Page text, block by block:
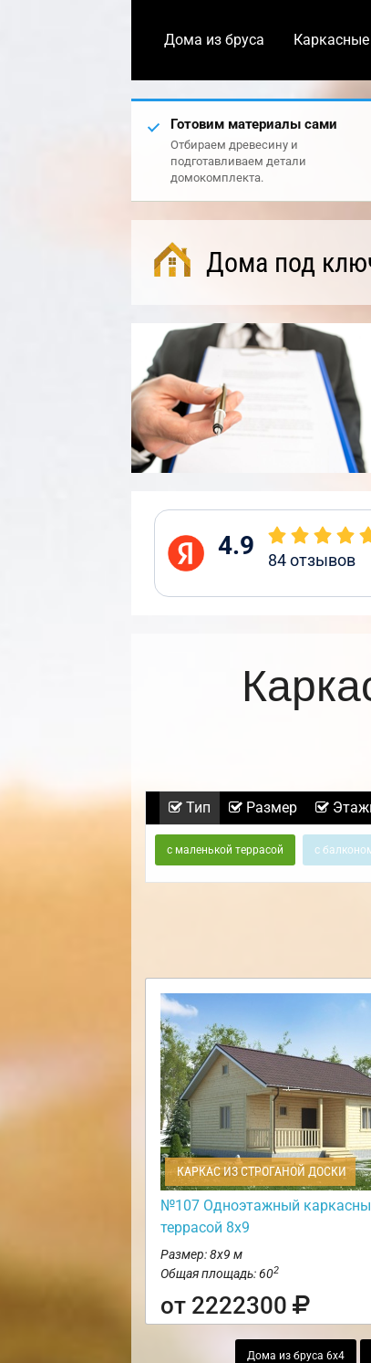
Дома из бруса
Готовим материалы сами
Отбираем древесину и
подготавливаем детали
домокомплекта.
Дома под
4.9 84отзывов
Тип Размер
с маленькой террасой с
КАРКАС ИЗ СТРОГАНОЙ ДОСКИ
№107 Одноэтажный
террасой 8х9
Размер: 8х9 м
Общая площадь: 602
от 2222300
Дома из бруса 6х4